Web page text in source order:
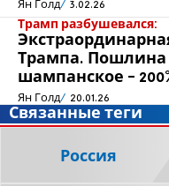
Ян Голд 3.02.26
Трамп разбушевался:
Трампа. Пошлина
шампанское -
Ян Голд 20.01.26
Связанные теги
Россия